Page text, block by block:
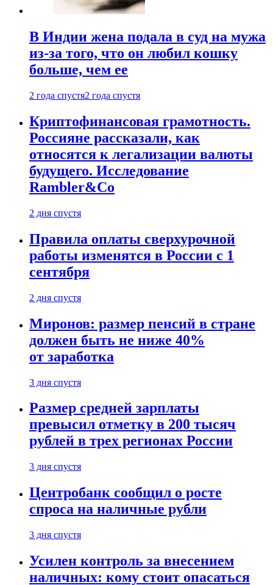
В Индии жена подала в суд на мужа
из-за того, что он любил кошку
больше, чем ее
2 года спустя2 года спустя
Криптофинансовая грамотность.
Россияне рассказали, как
относятся к легализации валюты
будущего. Исследование
Rambler&Co
2 дня спустя
Правила оплаты сверхурочной
работы изменятся в России с 1
сентября
2 дня спустя
Миронов: размер пенсий в стране
должен быть не ниже 40%
от заработка
3 дня спустя
Размер средней зарплаты
превысил отметку в 200 тысяч
рублей в трех регионах России
3 дня спустя
Центробанк сообщил о росте
спроса на наличные рубли
3 дня спустя
Усилен контроль за внесением
наличных: кому стоит опасаться